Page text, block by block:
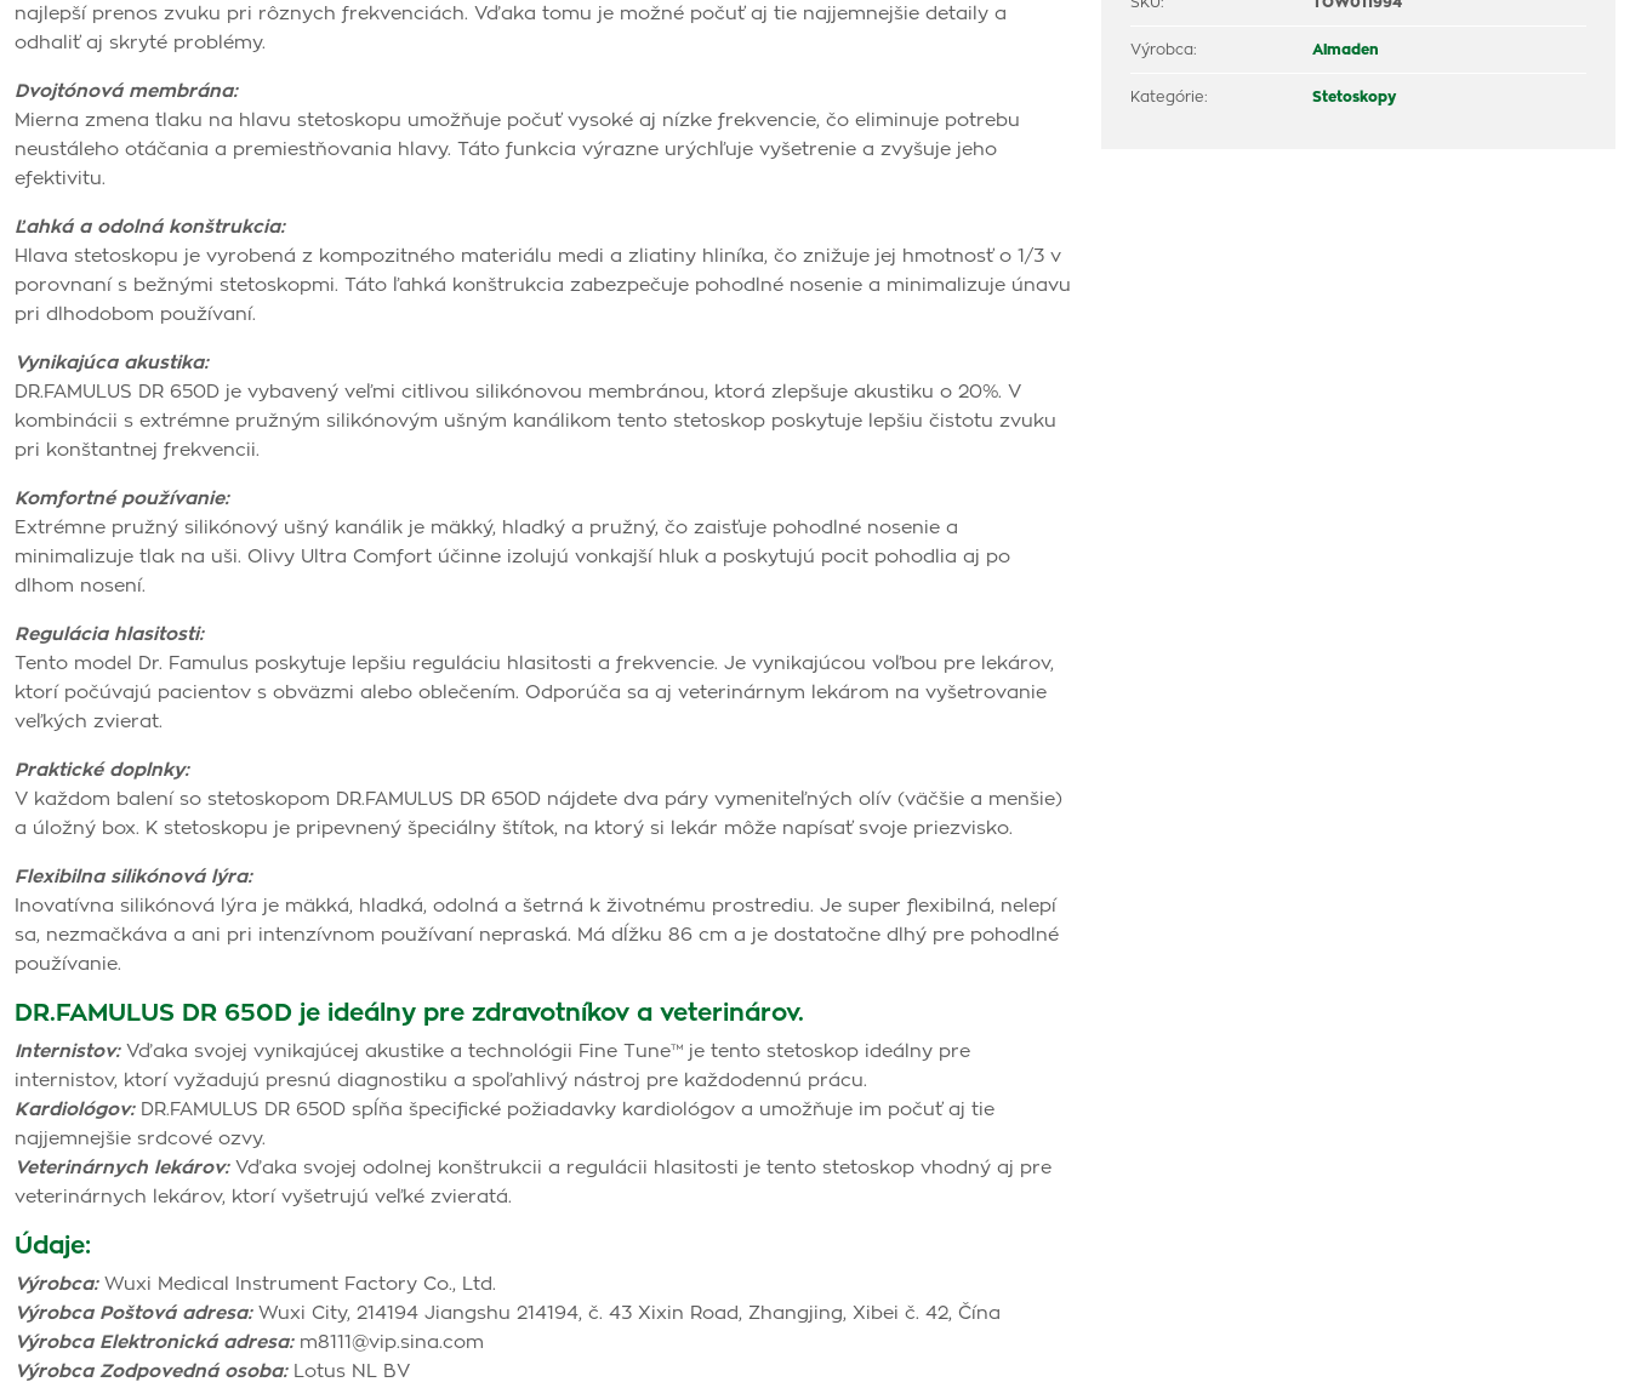
najlepší prenos zvuku pri rôznych frekvenciách. Vďaka tomu je možné počuť aj tie najjemnejšie detaily a
odhaliť aj skryté problémy.
Dvojtónová membrána:
Mierna zmena tlaku na hlavu stetoskopu umožňuje počuť vysoké aj nízke frekvencie, čo eliminuje potrebu
neustáleho otáčania a premiestňovania hlavy. Táto funkcia výrazne urýchľuje vyšetrenie a zvyšuje jeho
efektivitu.
Ľahká a odolná konštrukcia:
Hlava stetoskopu je vyrobená z kompozitného materiálu medi a zliatiny hliníka, čo znižuje jej hmotnosť o 1/3 v
porovnaní s bežnými stetoskopmi. Táto ľahká konštrukcia zabezpečuje pohodlné nosenie a minimalizuje únavu
pri dlhodobom používaní.
Vynikajúca akustika:
DR.FAMULUS DR 650D je vybavený veľmi citlivou silikónovou membránou, ktorá zlepšuje akustiku o 20%. V
kombinácii s extrémne pružným silikónovým ušným kanálikom tento stetoskop poskytuje lepšiu čistotu zvuku
pri konštantnej frekvencii.
Komfortné používanie:
Extrémne pružný silikónový ušný kanálik je mäkký, hladký a pružný, čo zaisťuje pohodlné nosenie a
minimalizuje tlak na uši. Olivy Ultra Comfort účinne izolujú vonkajší hluk a poskytujú pocit pohodlia aj po
dlhom nosení.
Regulácia hlasitosti:
Tento model Dr. Famulus poskytuje lepšiu reguláciu hlasitosti a frekvencie. Je vynikajúcou voľbou pre lekárov,
ktorí počúvajú pacientov s obväzmi alebo oblečením. Odporúča sa aj veterinárnym lekárom na vyšetrovanie
veľkých zvierat.
Praktické doplnky:
V každom balení so stetoskopom DR.FAMULUS DR 650D nájdete dva páry vymeniteľných olív (väčšie a menšie)
a úložný box. K stetoskopu je pripevnený špeciálny štítok, na ktorý si lekár môže napísať svoje priezvisko.
Flexibilna silikónová lýra:
Inovatívna silikónová lýra je mäkká, hladká, odolná a šetrná k životnému prostrediu. Je super flexibilná, nelepí
sa, nezmačkáva a ani pri intenzívnom používaní nepraská. Má dĺžku 86 cm a je dostatočne dlhý pre pohodlné
používanie.
DR.FAMULUS DR 650D je ideálny pre zdravotníkov a veterinárov.
Internistov: Vďaka svojej vynikajúcej akustike a technológii Fine Tune™ je tento stetoskop ideálny pre
internistov, ktorí vyžadujú presnú diagnostiku a spoľahlivý nástroj pre každodennú prácu.
Kardiológov: DR.FAMULUS DR 650D spĺňa špecifické požiadavky kardiológov a umožňuje im počuť aj tie
najjemnejšie srdcové ozvy.
Veterinárnych lekárov:Vďaka svojej odolnej konštrukcii a regulácii hlasitosti je tento stetoskop vhodný aj pre
veterinárnych lekárov, ktorí vyšetrujú veľké zvieratá.
Údaje:
Výrobca:Wuxi Medical Instrument Factory Co., Ltd.
Výrobca Poštová adresa: Wuxi City, 214194 Jiangshu 214194, č. 43 Xixin Road, Zhangjing, Xibei č. 42, Čína
Výrobca Elektronická adresa:m8111@vip.sina.com
Výrobca Zodpovedná osoba:Lotus NL BV
Výrobca: Almaden
Kategórie: Stetoskopy